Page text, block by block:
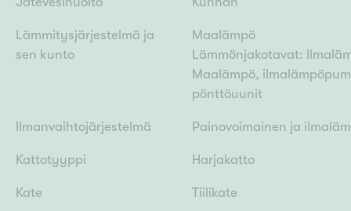
Lämmitysjärjestelmä ja
sen kunto
Maalämpö
Lämmönjakotavat:
Maalämpö,
pönttöuunit
Ilmanvaihtojärjestelmä Painovoimainen ja
Kattotyyppi Harjakatto
Kate Tiilikate